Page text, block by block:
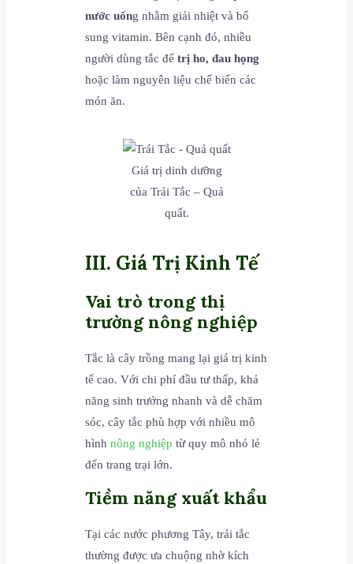
nước uống nhằm giải nhiệt và bổ
sung vitamin. Bên cạnh đó, nhiều
người dùng tắc đểtrị ho, đau họng
hoặc làm nguyên liệu chế biến các
món ăn.
Giá trị dinh dưỡng
của Trái Tắc – Quả
quất.
III. Giá Trị Kinh Tế
Vai trò trong thị
trường nông nghiệp
Tắc là cây trồng mang lại giá trị kinh
tế cao. Với chi phí đầu tư thấp, khả
năng sinh trưởng nhanh và dễ chăm
sóc, cây tắc phù hợp với nhiều mô
hìnhnông nghiệp từ quy mô nhỏ lẻ
đến trang trại lớn.
Tiềm năng xuất khẩu
Tại các nước phương Tây, trái tắc
thường được ưa chuộng nhờ kích